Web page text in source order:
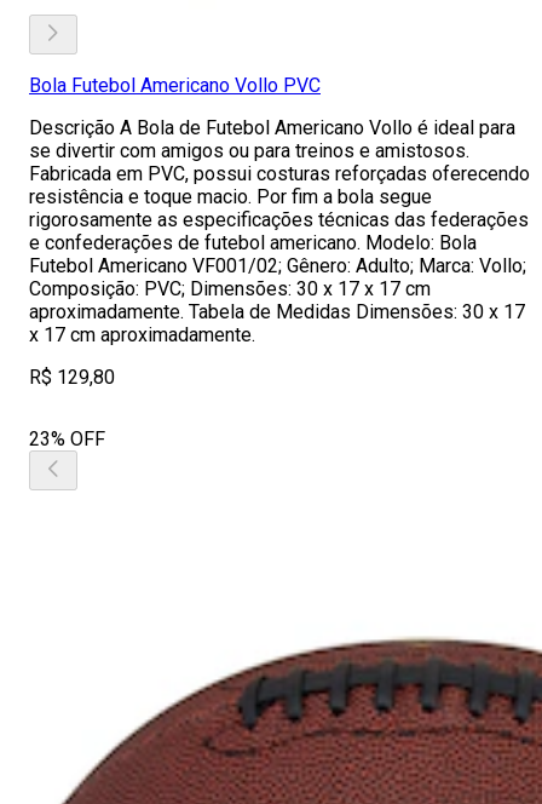
Bola Futebol Americano Vollo PVC
Descrição A Bola de Futebol Americano Vollo é ideal para
se divertir com amigos ou para treinos e amistosos.
Fabricada em PVC, possui costuras reforçadas oferecendo
resistência e toque macio. Por fim a bola segue
rigorosamente as especificações técnicas das federações
e confederações de futebol americano. Modelo: Bola
Futebol Americano VF001/02; Gênero: Adulto; Marca: Vollo;
Composição: PVC; Dimensões: 30 x 17 x 17 cm
aproximadamente. Tabela de Medidas Dimensões: 30 x 17
x 17 cm aproximadamente.
R$ 129,80
23% OFF